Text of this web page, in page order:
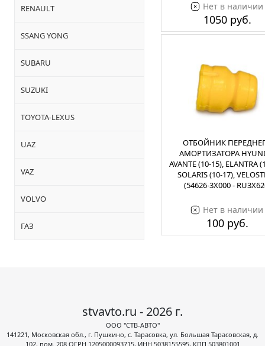
RENAULT
SSANG YONG
SUBARU
SUZUKI
TOYOTA-LEXUS
UAZ
VAZ
VOLVO
ГАЗ
Нет в наличии
1050 руб.
ОТБОЙНИК
АМОРТИЗАТОРА
AVANTE (10-15), ELANTRA
SOLARIS (10-17),
(54626-3X000 -
Нет в наличии
100 руб.
stvavto.ru - 2026 г.
ООО "СТВ-АВТО"
141221, Московская обл., г. Пушкино, с. Тарасовка, ул. Большая Тарасовская, д.
102, пом. 208 ОГРН 1205000093715, ИНН 5038155595, КПП 503801001